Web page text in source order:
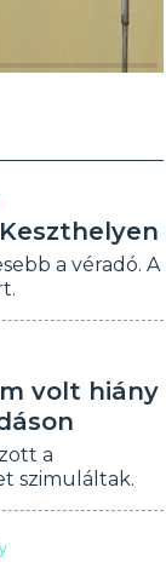
a véradó. A
volt hiány
a
szimuláltak.